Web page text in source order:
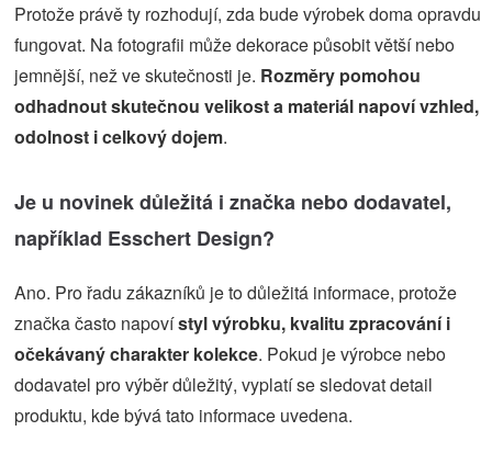
Protože právě ty rozhodují, zda bude výrobek doma opravdu
fungovat. Na fotografii může dekorace působit větší nebo
jemnější, než ve skutečnosti je. Rozměry pomohou
odhadnout skutečnou velikost a materiál napoví vzhled,
odolnost i celkový dojem.
Je u novinek důležitá i značka nebo dodavatel,
například Esschert Design?
Ano. Pro řadu zákazníků je to důležitá informace, protože
značka často napovístyl výrobku, kvalitu zpracování i
očekávaný charakter kolekce. Pokud je výrobce nebo
dodavatel pro výběr důležitý, vyplatí se sledovat detail
produktu, kde bývá tato informace uvedena.